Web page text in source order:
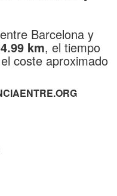
Barcelona y
km, el tiempo
coste aproximado